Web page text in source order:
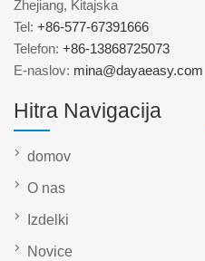
Zhejiang, Kitajska
Tel: +86-577-67391666
Telefon: +86-13868725073
E-naslov: mina@dayaeasy.com
Hitra Navigacija
domov
O nas
Izdelki
Novice